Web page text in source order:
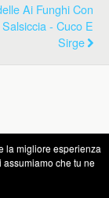
Ai Funghi Con
- Cuco E
Sirge
la migliore esperienza
che tu ne